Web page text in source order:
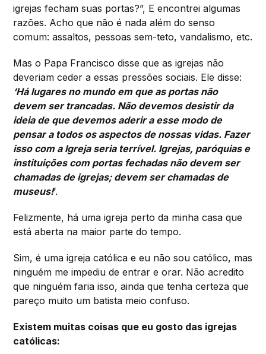
igrejas fecham suas portas?”, E encontrei algumas
razões. Acho que não é nada além do senso
comum: assaltos, pessoas sem-teto, vandalismo, etc.
Mas o Papa Francisco disse que as igrejas não
deveriam ceder a essas pressões sociais. Ele disse:
‘Há lugares no mundo em que as portas não
devem ser trancadas. Não devemos desistir da
ideia de que devemos aderir a esse modo de
pensar a todos os aspectos de nossas vidas. Fazer
isso com a Igreja seria terrível. Igrejas, paróquias e
instituições com portas fechadas não devem ser
chamadas de igrejas; devem ser chamadas de
museus!‘.
Felizmente, há uma igreja perto da minha casa que
está aberta na maior parte do tempo.
Sim, é uma igreja católica e eu não sou católico, mas
ninguém me impediu de entrar e orar. Não acredito
que ninguém faria isso, ainda que tenha certeza que
pareço muito um batista meio confuso.
Existem muitas coisas que eu gosto das igrejas
católicas: